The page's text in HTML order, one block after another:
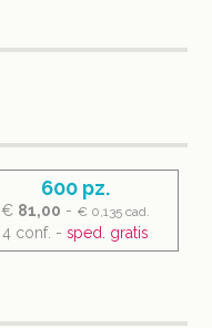
600 pz.
€ 81,00 - € 0,135 cad.
4 conf. -sped. gratis